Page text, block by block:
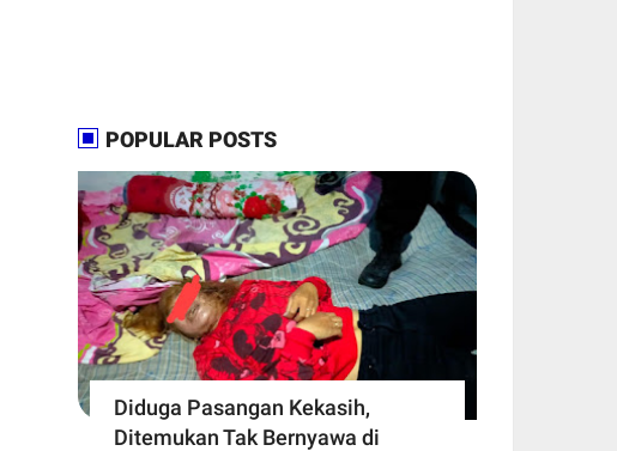
POPULAR POSTS
Diduga Pasangan Kekasih,
Ditemukan Tak Bernyawa di